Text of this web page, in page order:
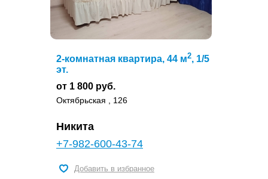
2-комнатная квартира, 44 м2, 1/5
эт.
от 1 800 руб.
Октябрьская , 126
Никита
+7-982-600-43-74
Добавить в избранное